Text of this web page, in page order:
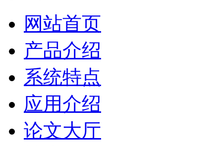
网站首页
产品介绍
系统特点
应用介绍
论文大厅